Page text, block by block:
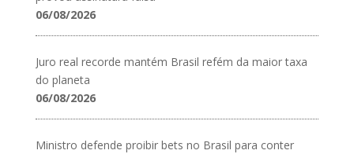
06/08/2026
Juro real recorde mantém Brasil refém da maior taxa
do planeta
06/08/2026
Ministro defende proibir bets no Brasil para conter